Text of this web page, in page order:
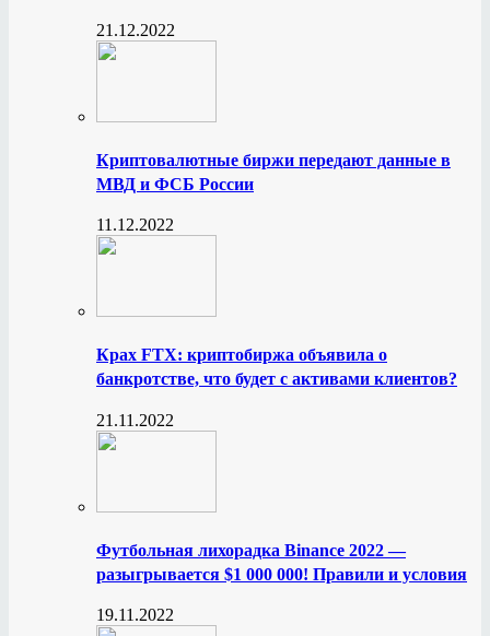
21.12.2022
Криптовалютные биржи передают данные в
МВД и ФСБ России
11.12.2022
Крах FTX: криптобиржа объявила о
банкротстве, что будет с активами клиентов?
21.11.2022
Футбольная лихорадка Binance 2022 —
разыгрывается $1 000 000! Правили и условия
19.11.2022